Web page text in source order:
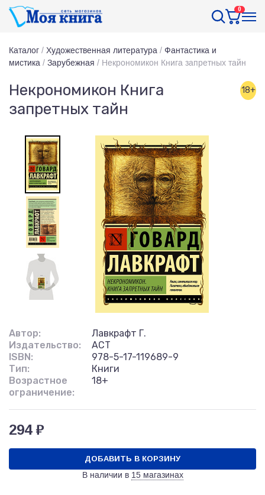
0
Каталог / Художественная литература / Фантастика и
мистика / Зарубежная / Некрономикон Книга запретных тайн
Некрономикон Книга
запретных тайн
18+
Автор:
Лавкрафт Г.
Издательство:
АСТ
ISBN:
978-5-17-119689-9
Тип:
Книги
Возрастное
ограничение:
18+
294 ₽
ДОБАВИТЬ В КОРЗИНУ
В наличии в 15 магазинах